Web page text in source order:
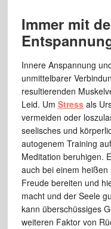
Immer mit
Innere Anspannung
unmittelbarer
resultierenden
Leid. Um Stressals
vermeiden oder
seelisches und
autogenem Training
Meditation beruhigen.
auch bei einem
Freude bereiten und
macht und der Seele
kann überschüssiges
weiteren Faktor von